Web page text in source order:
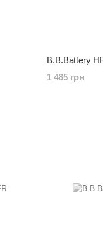
B.B.Battery
1 485 грн